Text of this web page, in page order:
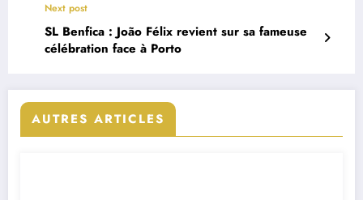
Next post
SL Benfica : João Félix revient sur sa fameuse
célébration face à Porto
AUTRES ARTICLES